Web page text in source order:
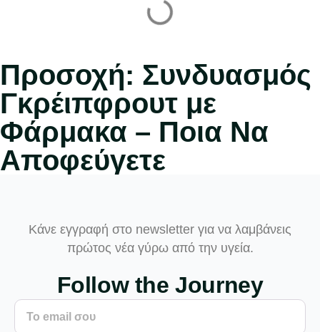
Προσοχή: Συνδυασμός
Γκρέιπφρουτ με
Φάρμακα – Ποια Να
Αποφεύγετε
Κάνε εγγραφή στο newsletter για να λαμβάνεις
πρώτος νέα γύρω από την υγεία.
Follow the Journey